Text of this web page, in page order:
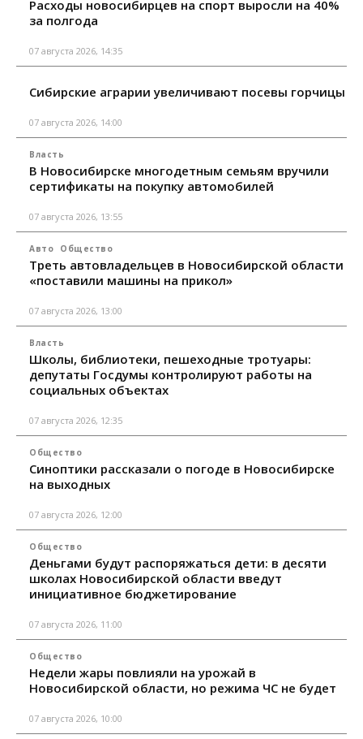
Расходы новосибирцев на спорт выросли на 40%
за полгода
07 августа 2026, 14:35
Сибирские аграрии увеличивают посевы горчицы
07 августа 2026, 14:00
Власть
В Новосибирске многодетным семьям вручили
сертификаты на покупку автомобилей
07 августа 2026, 13:55
Авто Общество
Треть автовладельцев в Новосибирской области
«поставили машины на прикол»
07 августа 2026, 13:00
Власть
Школы, библиотеки, пешеходные тротуары:
депутаты Госдумы контролируют работы на
социальных объектах
07 августа 2026, 12:35
Общество
Синоптики рассказали о погоде в Новосибирске
на выходных
07 августа 2026, 12:00
Общество
Деньгами будут распоряжаться дети: в десяти
школах Новосибирской области введут
инициативное бюджетирование
07 августа 2026, 11:00
Общество
Недели жары повлияли на урожай в
Новосибирской области, но режима ЧС не будет
07 августа 2026, 10:00